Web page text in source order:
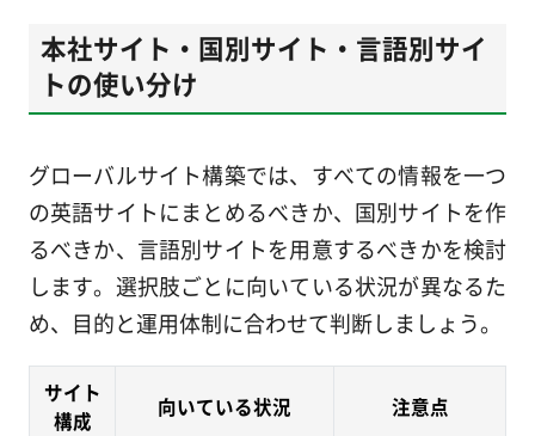
本社サイト・国別サイト・言語別サイ
トの使い分け
グローバルサイト構築では、すべての情報を一つ
の英語サイトにまとめるべきか、国別サイトを作
るべきか、言語別サイトを用意するべきかを検討
します。選択肢ごとに向いている状況が異なるた
め、目的と運用体制に合わせて判断しましょう。
サイト
構成
向いている状況 注意点